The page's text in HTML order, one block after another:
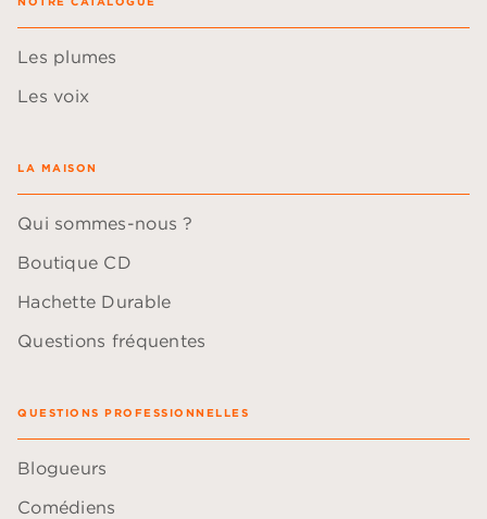
Les plumes
Les voix
LA MAISON
Qui sommes-nous ?
Boutique CD
Hachette Durable
Questions fréquentes
QUESTIONS PROFESSIONNELLES
Blogueurs
Comédiens